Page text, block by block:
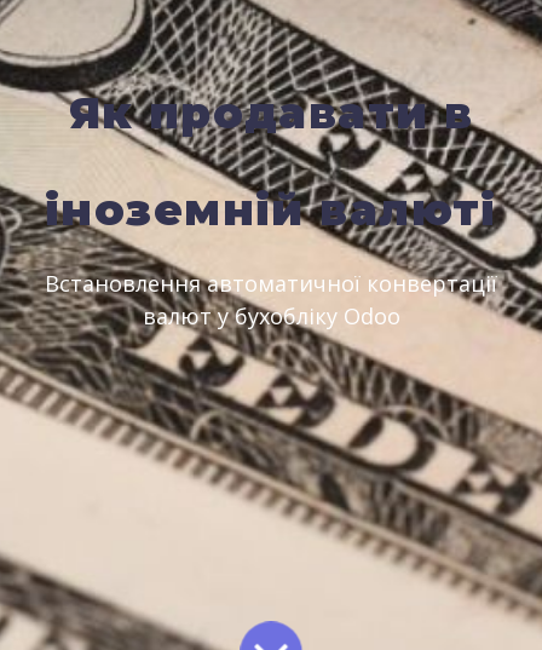
Як продавати в
іноземній валюті
Встановлення автоматичної конвертації
валют у бухобліку Odoo